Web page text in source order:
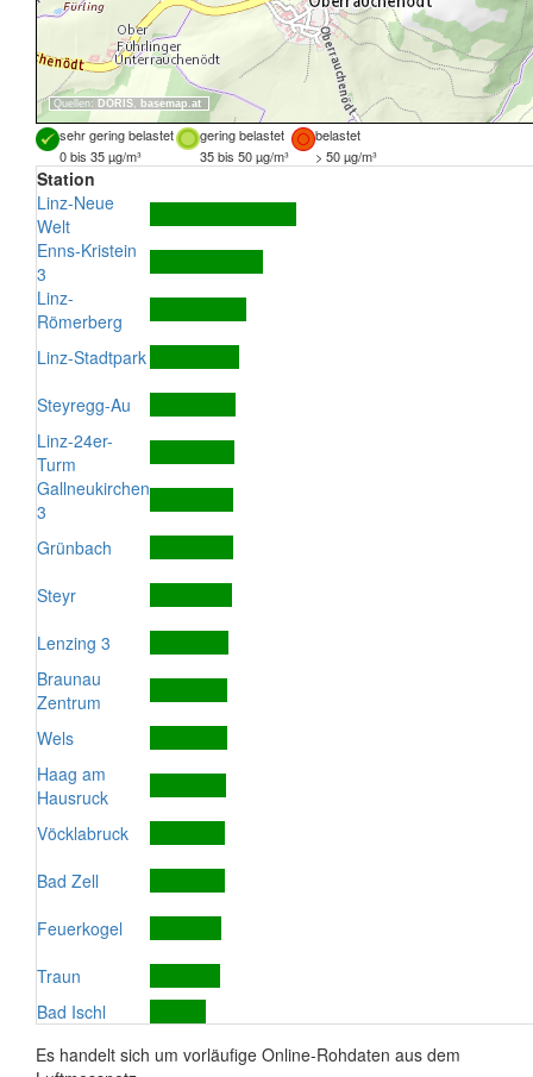
Quellen: DORIS, basemap.at
sehr gering belastet gering belastet
belastet
0 bis 35 µg/m³
35 bis 50 µg/m³ > 50 µg/m³
Station
Linz-Neue
Welt
Enns-Kristein
3
Linz-
Römerberg
Linz-Stadtpark
Steyregg-Au
Linz-24er-
Turm
Gallneukirchen
3
Grünbach
Steyr
Lenzing 3
Braunau
Zentrum
Wels
Haag am
Hausruck
Vöcklabruck
Bad Zell
Feuerkogel
Traun
Bad Ischl
Es handelt sich um vorläufige Online-Rohdaten aus dem